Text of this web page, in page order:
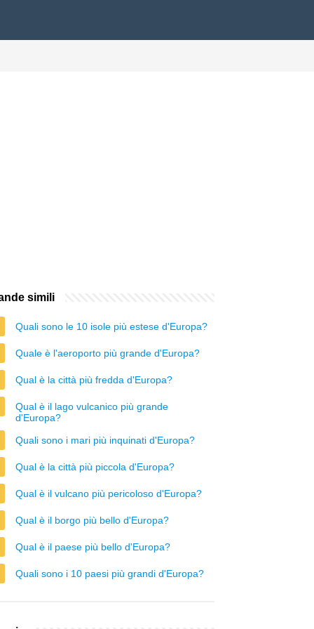
simili
Quali sono le 10 isole più estese d'Europa?
Quale è l'aeroporto più grande d'Europa?
Qual è la città più fredda d'Europa?
Qual è il lago vulcanico più grande
d'Europa?
Quali sono i mari più inquinati d'Europa?
Qual è la città più piccola d'Europa?
Qual è il vulcano più pericoloso d'Europa?
Qual è il borgo più bello d'Europa?
Qual è il paese più bello d'Europa?
Quali sono i 10 paesi più grandi d'Europa?